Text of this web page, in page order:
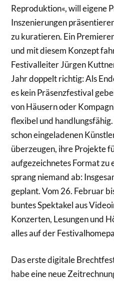
Reproduktion«, will eigene
Inszenierungen
zu kuratieren. Ein
und mit diesem Konzept
Festivalleiter Jürgen
Jahr doppelt richtig: Als
es kein Präsenzfestival
von Häusern oder
flexibel und
schon eingeladenen
überzeugen, ihre Projekte
aufgezeichnetes Format zu
sprang niemand ab:
geplant. Vom 26. Februar
buntes Spektakel aus
Konzerten, Lesungen und
alles auf der
Das erste digitale
habe eine neue